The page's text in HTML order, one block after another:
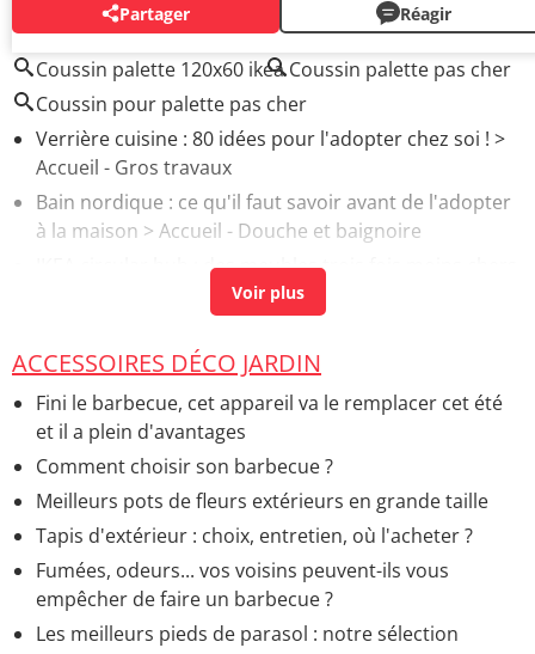
Partager Réagir
AUTOUR DU MÊME SUJET
Coussin palette 120x60 ikea Coussin palette pas cher
Coussin pour palette pas cher
Verrière cuisine : 80 idées pour l'adopter chez soi ! >
Accueil - Gros travaux
Bain nordique : ce qu'il faut savoir avant de l'adopter
à la maison > Accueil - Douche et baignoire
IKEA circular hub : des meubles trois fois moins chers,
par ici les bonnes affaires > Accueil - Marques de déco
> Accueil - Crédence
Tete de lit palette
> Accueil - DIY déco
ACCESSOIRES DÉCO JARDIN
Fini le barbecue, cet appareil va le remplacer cet été
et il a plein d'avantages
Comment choisir son barbecue ?
Meilleurs pots de fleurs extérieurs en grande taille
Tapis d'extérieur : choix, entretien, où l'acheter ?
Fumées, odeurs... vos voisins peuvent-ils vous
empêcher de faire un barbecue ?
Les meilleurs pieds de parasol : notre sélection